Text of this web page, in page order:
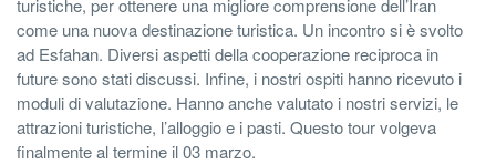
turistiche, per ottenere una migliore comprensione dell’Iran
come una nuova destinazione turistica. Un incontro si è svolto
ad Esfahan. Diversi aspetti della cooperazione reciproca in
future sono stati discussi. Infine, i nostri ospiti hanno ricevuto i
moduli di valutazione. Hanno anche valutato i nostri servizi, le
attrazioni turistiche, l’alloggio e i pasti. Questo tour volgeva
finalmente al termine il 03 marzo.